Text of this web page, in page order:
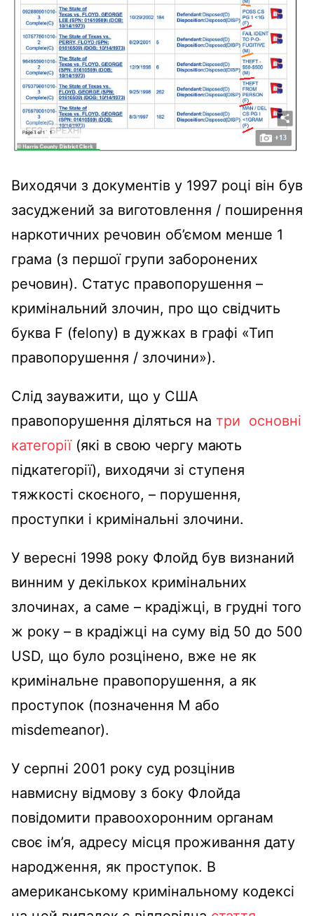
Виходячи з документів у 1997 році він був
засуджений за виготовлення / поширення
наркотичних речовин об’ємом менше 1
грама (з першої групи заборонених
речовин). Статус правопорушення –
кримінальний злочин, про що свідчить
буква F (felony) в дужках в графі «Тип
правопорушення / злочини»).
Слід зауважити, що у США
правопорушення діляться на три основні
категорії(які в свою чергу мають
підкатегорії), виходячи зі ступеня
тяжкості скоєного, – порушення,
проступки і кримінальні злочини.
У вересні 1998 року Флойд був визнаний
винним у декількох кримінальних
злочинах, а саме – крадіжці, в грудні того
ж року – в крадіжці на суму від 50 до 500
USD, що було розцінено, вже не як
кримінальне правопорушення, а як
проступок (позначення M або
misdemeanor).
У серпні 2001 року суд розцінив
навмисну відмову з боку Флойда
повідомити правоохоронним органам
своє ім’я, адресу місця проживання дату
народження, як проступок. В
американському кримінальному кодексі